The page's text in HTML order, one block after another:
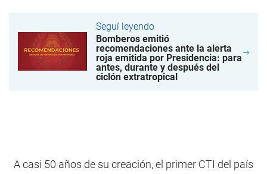
Seguí leyendo
Bomberos emitió
recomendaciones ante la alerta
roja emitida por Presidencia: para
antes, durante y después del
ciclón extratropical
A casi 50 años de su creación, el primer CTI del país